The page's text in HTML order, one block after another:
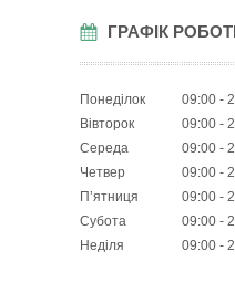
ГРАФІК
Понеділок 09:00
Вівторок
09:00
Середа
09:00
Четвер
09:00
Пʼятниця
09:00
Субота
09:00
Неділя
09:00